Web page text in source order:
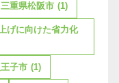
三重県松阪市 (1)
げに向けた省力化
王子市 (1)